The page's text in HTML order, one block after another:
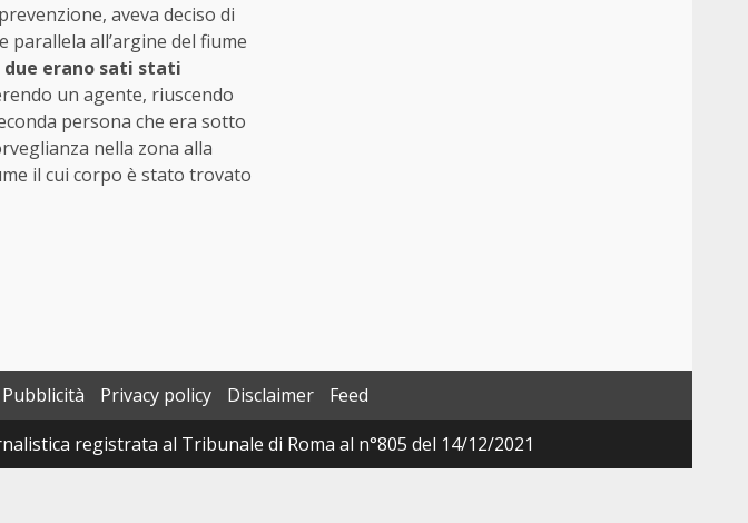
aveva deciso di
all’argine del fiume
erano sati stati
un agente, riuscendo
persona che era sotto
nella zona alla
il cui corpo è stato trovato
Pubblicità Privacy policy Disclaimer
Feed
registrata al Tribunale di Roma al n°805 del 14/12/2021